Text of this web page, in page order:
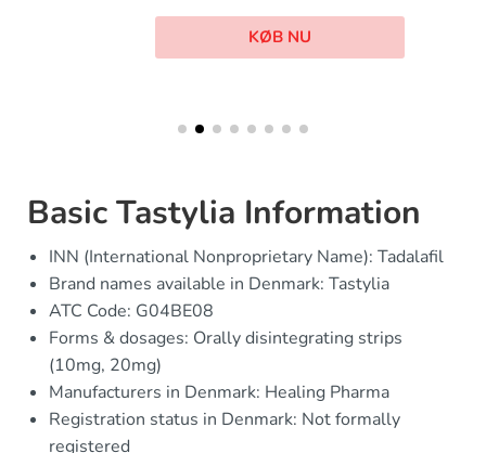
KØB NU
Basic Tastylia Information
INN (International Nonproprietary Name): Tadalafil
Brand names available in Denmark: Tastylia
ATC Code: G04BE08
Forms & dosages: Orally disintegrating strips
(10mg, 20mg)
Manufacturers in Denmark: Healing Pharma
Registration status in Denmark: Not formally
registered